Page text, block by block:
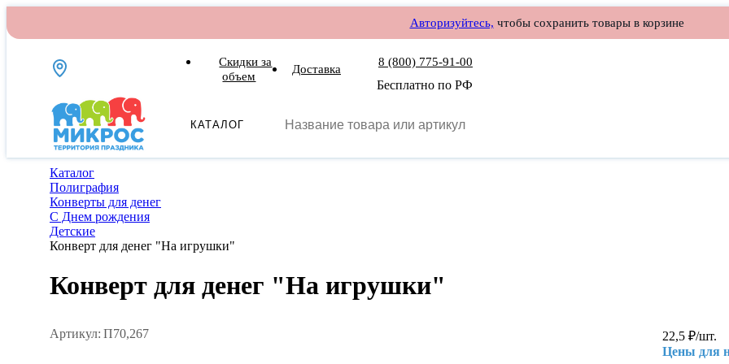
Авторизуйтесь, чтобы сохранить товары в корзине
Скидки за
объем
Доставка
8 (800) 775-91-00
Бесплатно по РФ
КАТАЛОГ
Каталог
Полиграфия
Конверты для денег
С Днем рождения
Детские
Конверт для денег "На игрушки"
Конверт для денег "На игрушки"
Артикул: П70,267 22,5₽/шт.
Цены для